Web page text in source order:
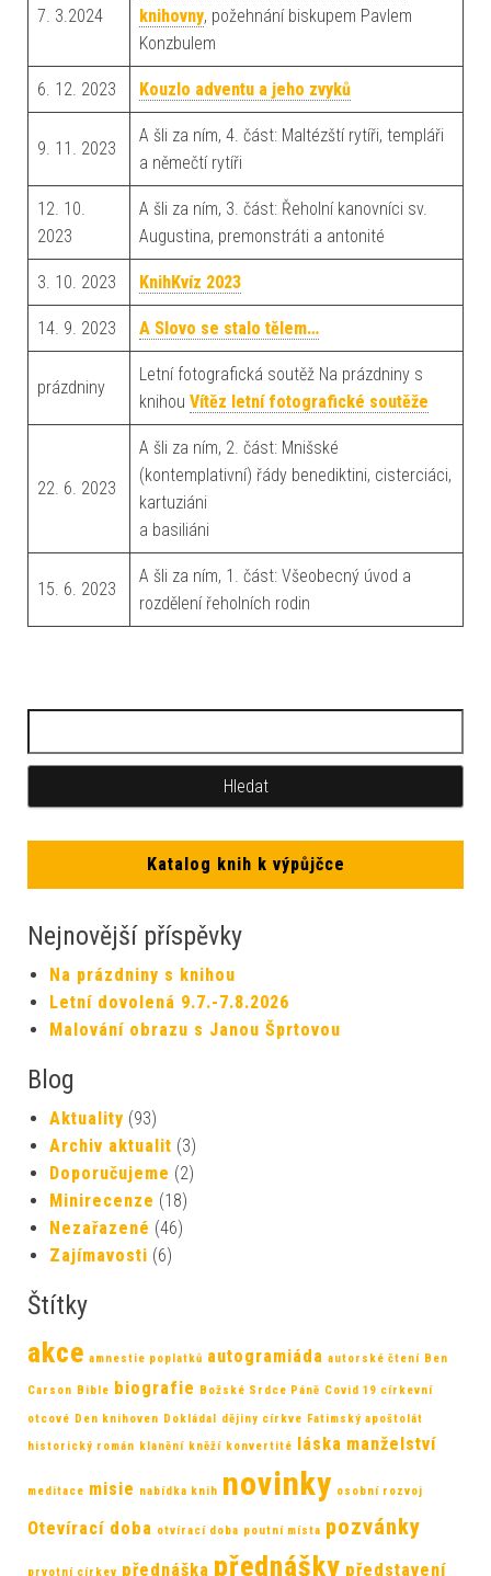
7. 3.2024
knihovny, požehnání biskupem Pavlem
Konzbulem
6. 12. 2023 Kouzlo adventu a jeho zvyků
9. 11. 2023
A šli za ním, 4. část: Maltézští rytíři, templáři
a němečtí rytíři
12. 10.
2023
A šli za ním, 3. část: Řeholní kanovníci sv.
Augustina, premonstráti a antonité
3. 10. 2023 KnihKvíz 2023
14. 9. 2023 A Slovo se stalo tělem…
prázdniny
Letní fotografická soutěž Na prázdniny s
knihou Vítěz letní fotografické soutěže
22. 6. 2023
A šli za ním, 2. část: Mnišské
(kontemplativní) řády benediktini, cisterciáci,
kartuziáni
a basiliáni
15. 6. 2023
A šli za ním, 1. část: Všeobecný úvod a
rozdělení řeholních rodin
Katalog knih k výpůjčce
Nejnovější příspěvky
Na prázdniny s knihou
Letní dovolená 9.7.-7.8.2026
Malování obrazu s Janou Šprtovou
Blog
Aktuality (93)
Archiv aktualit (3)
Doporučujeme (2)
Minirecenze (18)
Nezařazené (46)
Zajímavosti (6)
Štítky
akce amnestie poplatků autogramiáda autorské čtení Ben
Carson Bible biografie Božské Srdce Páně Covid 19 církevní
otcové Den knihoven Dokládal dějiny církve Fatimský apoštolát
historický román klanění kněží konvertité láska manželství
meditace misie nabídka knih novinky osobní rozvoj
Otevírací doba otvírací doba poutní místa pozvánky
prvotní církev přednáška přednášky představení